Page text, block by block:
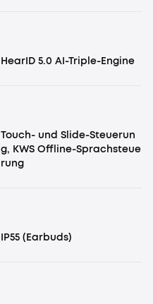
HearID 5.0 AI-Triple-Engine
Touch- und Slide-Steuerun
g, KWS Offline-Sprachsteue
rung
IP55 (Earbuds)